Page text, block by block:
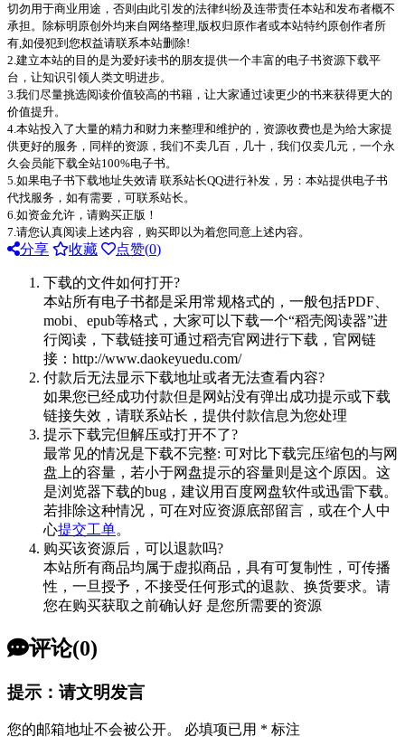
切勿用于商业用途，否则由此引发的法律纠纷及连带责任本站和发布者概不
承担。除标明原创外均来自网络整理,版权归原作者或本站特约原创作者所
有,如侵犯到您权益请联系本站删除!
2.建立本站的目的是为爱好读书的朋友提供一个丰富的电子书资源下载平
台，让知识引领人类文明进步。
3.我们尽量挑选阅读价值较高的书籍，让大家通过读更少的书来获得更大的
价值提升。
4.本站投入了大量的精力和财力来整理和维护的，资源收费也是为给大家提
供更好的服务，同样的资源，我们不卖几百，几十，我们仅卖几元，一个永
久会员能下载全站100%电子书。
5.如果电子书下载地址失效请 联系站长QQ进行补发，另：本站提供电子书
代找服务，如有需要，可联系站长。
6.如资金允许，请购买正版！
7.请您认真阅读上述内容，购买即以为着您同意上述内容。
分享 收藏 点赞(0)
下载的文件如何打开?
本站所有电子书都是采用常规格式的，一般包括PDF、
mobi、epub等格式，大家可以下载一个“稻壳阅读器”进
行阅读，下载链接可通过稻壳官网进行下载，官网链
接：http://www.daokeyuedu.com/
付款后无法显示下载地址或者无法查看内容?
如果您已经成功付款但是网站没有弹出成功提示或下载
链接失效，请联系站长，提供付款信息为您处理
提示下载完但解压或打开不了?
最常见的情况是下载不完整: 可对比下载完压缩包的与网
盘上的容量，若小于网盘提示的容量则是这个原因。这
是浏览器下载的bug，建议用百度网盘软件或迅雷下载。
若排除这种情况，可在对应资源底部留言，或在个人中
心提交工单。
购买该资源后，可以退款吗?
本站所有商品均属于虚拟商品，具有可复制性，可传播
性，一旦授予，不接受任何形式的退款、换货要求。请
您在购买获取之前确认好 是您所需要的资源
评论(0)
提示：请文明发言
您的邮箱地址不会被公开。 必填项已用 * 标注